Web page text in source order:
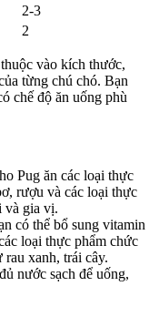
2-3
2
vào kích thước,
từng chú chó. Bạn
chế độ ăn uống phù
Pug ăn các loại thực
rượu và các loại thực
và gia vị.
có thể bổ sung vitamin
loại thực phẩm chức
xanh, trái cây.
nước sạch để uống,